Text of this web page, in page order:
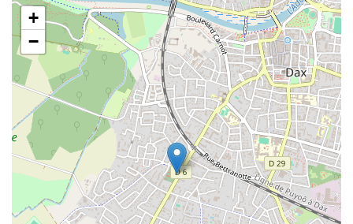
+
−